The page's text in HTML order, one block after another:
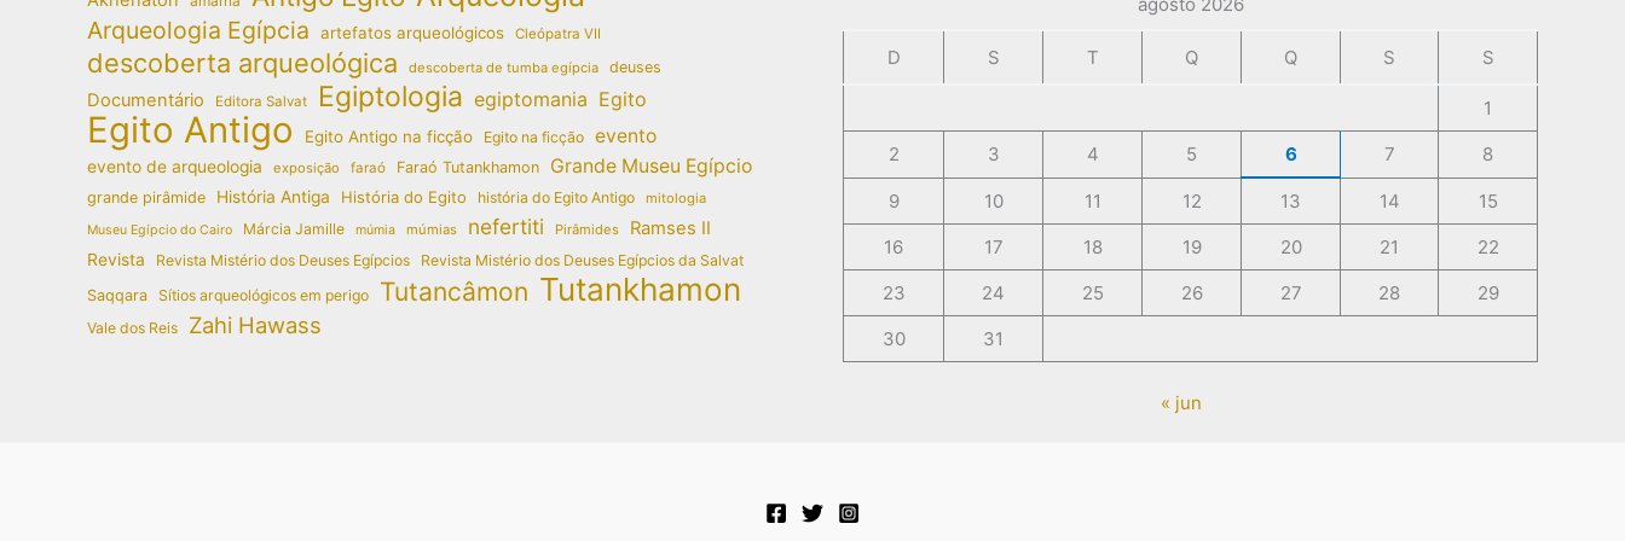
Arqueologia Egípcia artefatos arqueológicos Cleópatra VII
descoberta arqueológica descoberta de tumba egípcia deuses
Documentário Editora Salvat Egiptologia egiptomania Egito
Egito Antigo Egito Antigo na ficção Egito na ficção evento
evento de arqueologia exposição faraó Faraó Tutankhamon Grande Museu Egípcio
grande pirâmide História Antiga História do Egito história do Egito Antigo mitologia
Museu Egípcio do Cairo Márcia Jamille múmia múmias nefertiti Pirâmides Ramses II
Revista Revista Mistério dos Deuses Egípcios
Revista Mistério dos Deuses Egípcios da Salvat
Saqqara Sítios arqueológicos em perigo Tutancâmon Tutankhamon
Vale dos Reis Zahi Hawass
D S T Q Q S S
1
2
3 4 5 6 7 8
9 10 11 12 13 14
15
16
17 18 19 20 21
22
23
24 25 26 27 28
29
30
31
« jun